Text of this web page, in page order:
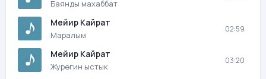
Баянды махаббат
Мейир Кайрат
Маралым
02:59
Мейир Кайрат
Журегин ыстык
03:20